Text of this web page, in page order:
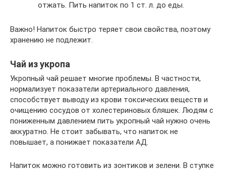
отжать. Пить напиток по 1 ст. л. до еды.
Важно! Напиток быстро теряет свои свойства, поэтому
хранению не подлежит.
Чай из укропа
Укропный чай решает многие проблемы. В частности,
нормализует показатели артериального давления,
способствует выводу из крови токсических веществ и
очищению сосудов от холестериновых бляшек. Людям с
пониженным давлением пить укропный чай нужно очень
аккуратно. Не стоит забывать, что напиток не
повышает, а понижает показатели АД.
Напиток можно готовить из зонтиков и зелени. В ступке